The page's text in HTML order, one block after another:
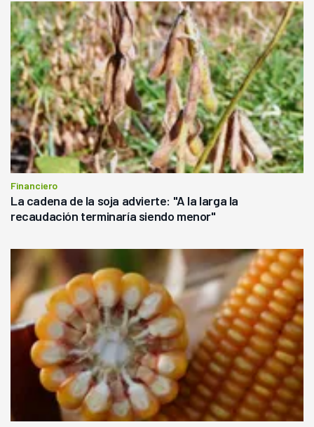
Financiero
La cadena de la soja advierte: "A la larga la
recaudación terminaría siendo menor"